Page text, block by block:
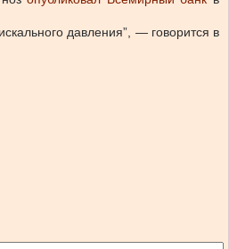
давления”, — говорится в